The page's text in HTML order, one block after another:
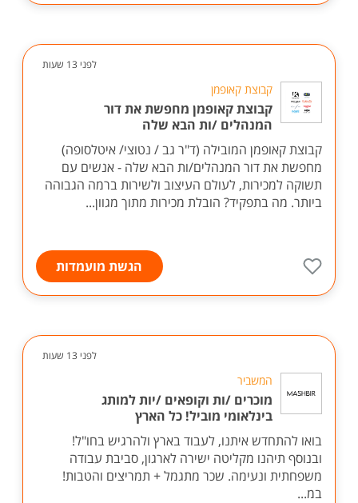
לפני 13 שעות
קבוצת קאופמן
קבוצת קאופמן מחפשת את דור
המנהלים /ות הבא שלה
קבוצת קאופמן המובילה (ד"ר גב / נטוצי/ איטלסופה)
מחפשת את דור המנהלים/ות הבא שלה - אנשים עם
תשוקה למכירות, לעולם העיצוב ולשירות ברמה הגבוהה
ביותר. מה בתפקיד? הובלת מכירות מתוך מגוון...
הגשת מועמדות
לפני 13 שעות
המשביר
מוכרים /ות וקופאים /יות למותג
בינלאומי מוביל! כל הארץ
בואו להתחדש איתנו, לעבוד בארץ ולהרגיש בחו"ל!
ובנוסף תיהנו מקליטה ישירה לארגון, סביבת עבודה
משפחתית ונעימה. שכר מתגמל + תמריצים והטבות!
במ...